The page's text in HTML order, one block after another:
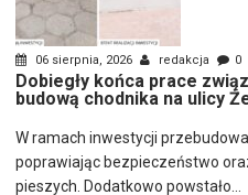
06 sierpnia, 2026 redakcja 0
Dobiegły końca prace
budową chodnika na ulicy
W ramach inwestycji
poprawiając bezpieczeństwo
pieszych. Dodatkowo powstało...